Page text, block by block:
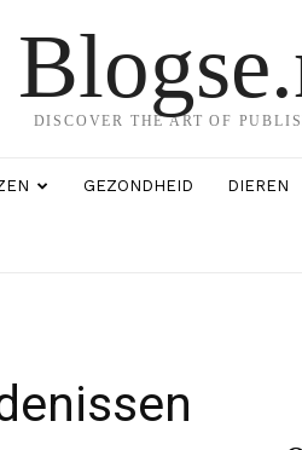
DISCOVER THE ART OF
GEZONDHEID DIEREN